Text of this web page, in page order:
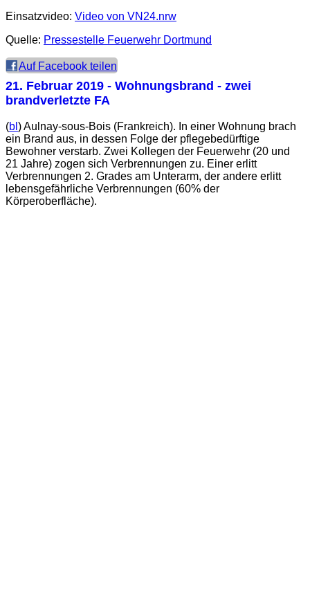
Einsatzvideo: Video von VN24.nrw
Quelle: Pressestelle Feuerwehr Dortmund
Auf Facebook teilen
21. Februar 2019 - Wohnungsbrand - zwei
brandverletzte FA
(bl ) Aulnay-sous-Bois (Frankreich). In einer Wohnung brach
ein Brand aus, in dessen Folge der pflegebedürftige
Bewohner verstarb. Zwei Kollegen der Feuerwehr (20 und
21 Jahre) zogen sich Verbrennungen zu. Einer erlitt
Verbrennungen 2. Grades am Unterarm, der andere erlitt
lebensgefährliche Verbrennungen (60% der
Körperoberfläche).